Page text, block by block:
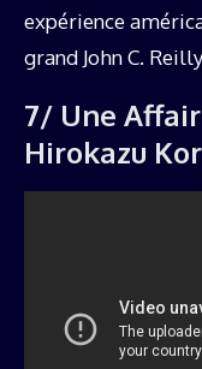
expérience
grand John C.
7/ Une
Hirokazu